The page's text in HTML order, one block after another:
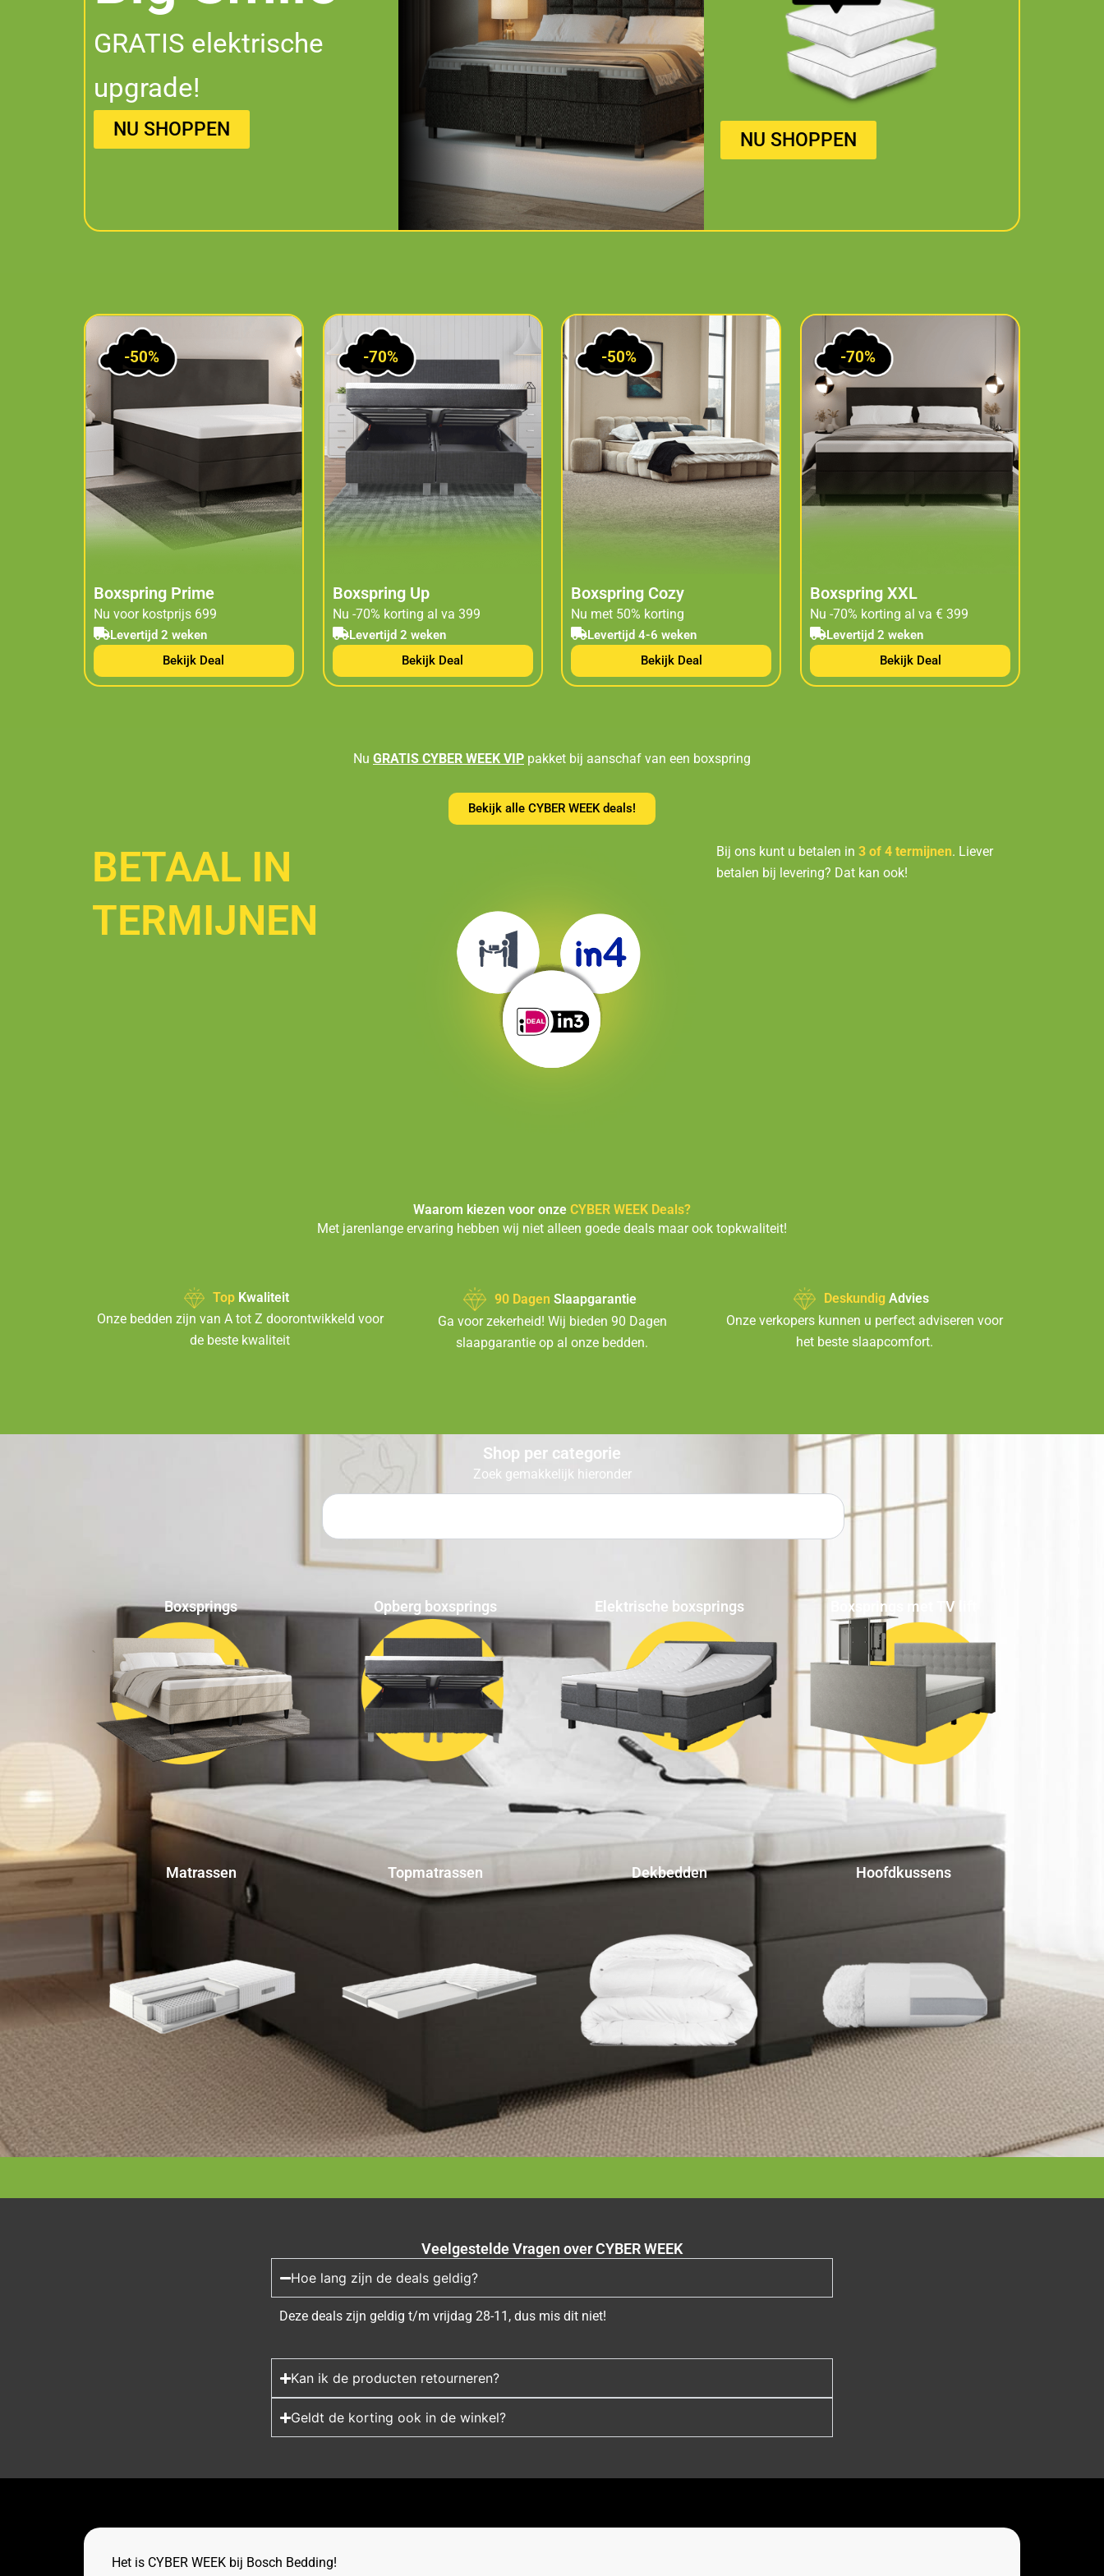
GRATIS elektrische
upgrade!
NU SHOPPEN NU SHOPPEN
Boxspring Prime
Nu voor kostprijs 699
Levertijd 2 weken
Bekijk Deal
-50% -70%
Boxspring Up
Nu -70% korting al va 399
Levertijd 2 weken
Bekijk Deal
-50%
Boxspring Cozy
Nu met 50% korting
Levertijd 4-6 weken
Bekijk Deal
-70%
Boxspring XXL
Nu -70% korting al va € 399
Levertijd 2 weken
Bekijk Deal
Nu GRATIS CYBER WEEK VIP pakket bij aanschaf van een boxspring
Bekijk alle CYBER WEEK deals!
BETAAL IN
TERMIJNEN
Bij ons kunt u betalen in 3 of 4 termijnen. Liever
betalen bij levering? Dat kan ook!
Waarom kiezen voor onze CYBER WEEK Deals?
Met jarenlange ervaring hebben wij niet alleen goede deals maar ook topkwaliteit!
TopKwaliteit
Onze bedden zijn van A tot Z doorontwikkeld voor
de beste kwaliteit
90 Dagen Slaapgarantie
Ga voor zekerheid! Wij bieden 90 Dagen
slaapgarantie op al onze bedden.
DeskundigAdvies
Onze verkopers kunnen u perfect adviseren voor
het beste slaapcomfort.
Shop per categorie
Zoek gemakkelijk hieronder
Zoeken
Boxsprings Opberg boxsprings Elektrische boxsprings Boxsprings met TV lift
Matrassen Topmatrassen Dekbedden Hoofdkussens
Veelgestelde Vragen over CYBER WEEK
Hoe lang zijn de deals geldig?
Deze deals zijn geldig t/m vrijdag 28-11, dus mis dit niet!
Kan ik de producten retourneren?
Geldt de korting ook in de winkel?
Het is CYBER WEEK bij Bosch Bedding!